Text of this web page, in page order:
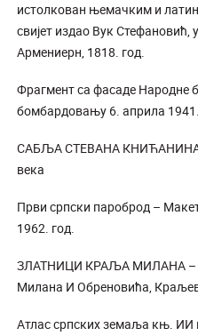
истолкован њемачким и
свијет издао Вук Стефановић,
Армениерн, 1818. год.
Фрагмент са фасаде Народне
бомбардовању 6. априла
САБЉА СТЕВАНА КНИЋАНИНА,
века
Први српски пароброд –
1962. год.
ЗЛАТНИЦИ КРАЉА МИЛАНА –
Милана И Обреновића,
Атлас српских земаља књ. ИИ